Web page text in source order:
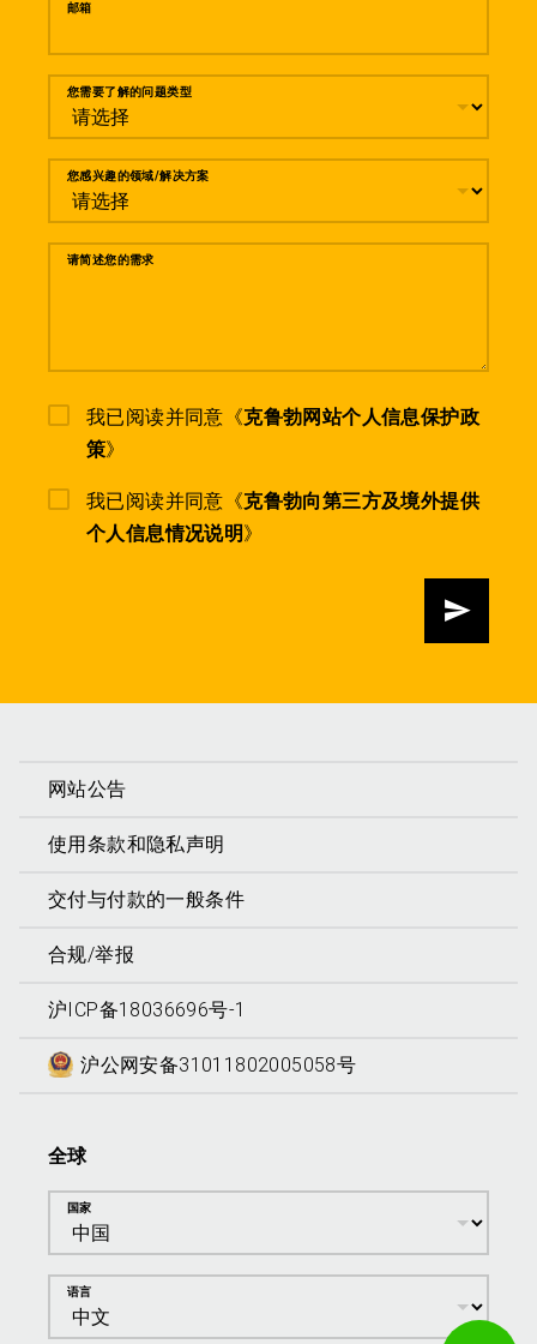
邮箱
您需要了解的问题类型
您感兴趣的领域/解决方案
请简述您的需求
我已阅读并同意《克鲁勃网站个人信息保护政
策》
我已阅读并同意《克鲁勃向第三方及境外提供
个人信息情况说明》
发送
网站公告
使用条款和隐私声明
交付与付款的一般条件
合规/举报
沪ICP备18036696号-1
沪公网安备31011802005058号
全球
国家
语言